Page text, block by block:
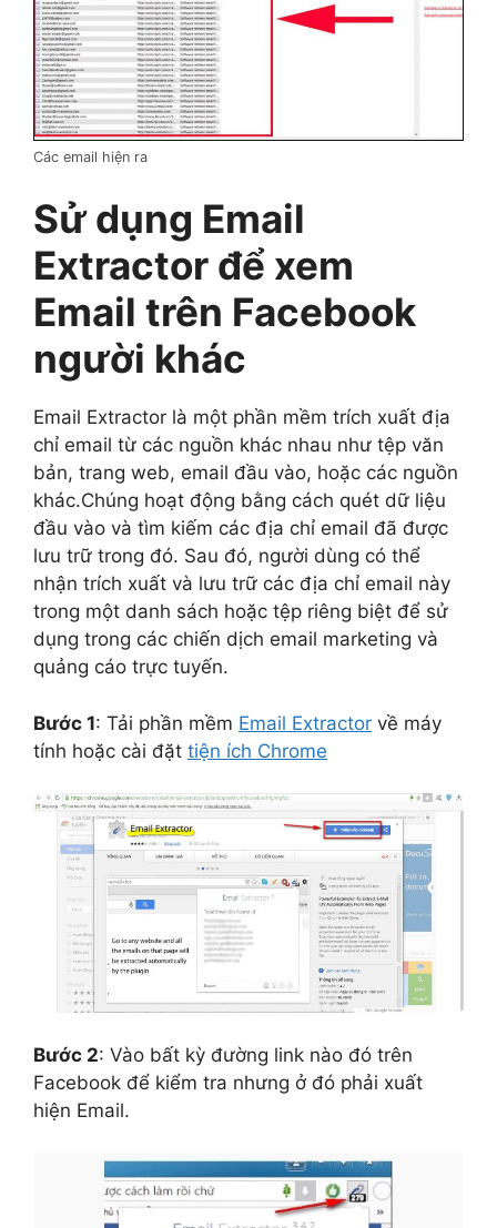
Các email hiện ra
Sử dụng Email
Extractor để xem
Email trên Facebook
người khác
Email Extractor là một phần mềm trích xuất địa
chỉ email từ các nguồn khác nhau như tệp văn
bản, trang web, email đầu vào, hoặc các nguồn
khác.Chúng hoạt động bằng cách quét dữ liệu
đầu vào và tìm kiếm các địa chỉ email đã được
lưu trữ trong đó. Sau đó, người dùng có thể
nhận trích xuất và lưu trữ các địa chỉ email này
trong một danh sách hoặc tệp riêng biệt để sử
dụng trong các chiến dịch email marketing và
quảng cáo trực tuyến.
Bước 1: Tải phần mềm Email Extractor về máy
tính hoặc cài đặt tiện ích Chrome
Bước 2: Vào bất kỳ đường link nào đó trên
Facebook để kiểm tra nhưng ở đó phải xuất
hiện Email.